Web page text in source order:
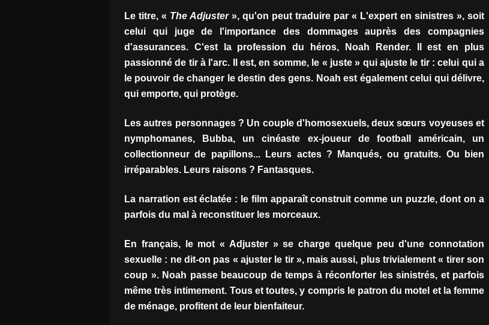
Le titre, « The Adjuster», qu'on peut traduire par « L'expert en sinistres », soit
celui qui juge de l'importance des dommages auprès des compagnies
d'assurances. C'est la profession du héros, Noah Render. Il est en plus
passionné de tir à l'arc. Il est, en somme, le « juste » qui ajuste le tir : celui qui a
le pouvoir de changer le destin des gens. Noah est également celui qui délivre,
qui emporte, qui protège.
Les autres personnages ? Un couple d'homosexuels, deux sœurs voyeuses et
nymphomanes, Bubba, un cinéaste ex-joueur de football américain, un
collectionneur de papillons... Leurs actes ? Manqués, ou gratuits. Ou bien
irréparables. Leurs raisons ? Fantasques.
La narration est éclatée : le film apparaît construit comme un puzzle, dont on a
parfois du mal à reconstituer les morceaux.
En français, le mot « Adjuster » se charge quelque peu d'une connotation
sexuelle : ne dit-on pas « ajuster le tir », mais aussi, plus trivialement « tirer son
coup ». Noah passe beaucoup de temps à réconforter les sinistrés, et parfois
même très intimement. Tous et toutes, y compris le patron du motel et la femme
de ménage, profitent de leur bienfaiteur.